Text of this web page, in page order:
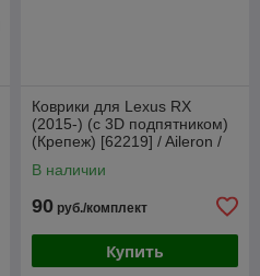
Коврики для Lexus RX
(2015-) (с 3D подпятником)
(Крепеж) [62219] / Aileron /
В наличии
90 руб./комплект
Купить